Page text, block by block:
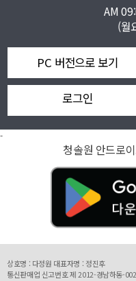
AM
(월
PC 버전으로 보기
로그인
-
청솔원 안드로
상호명 : 다정원 대표자명 : 정진후
통신판매업 신고번호 제 2012-경남하동-